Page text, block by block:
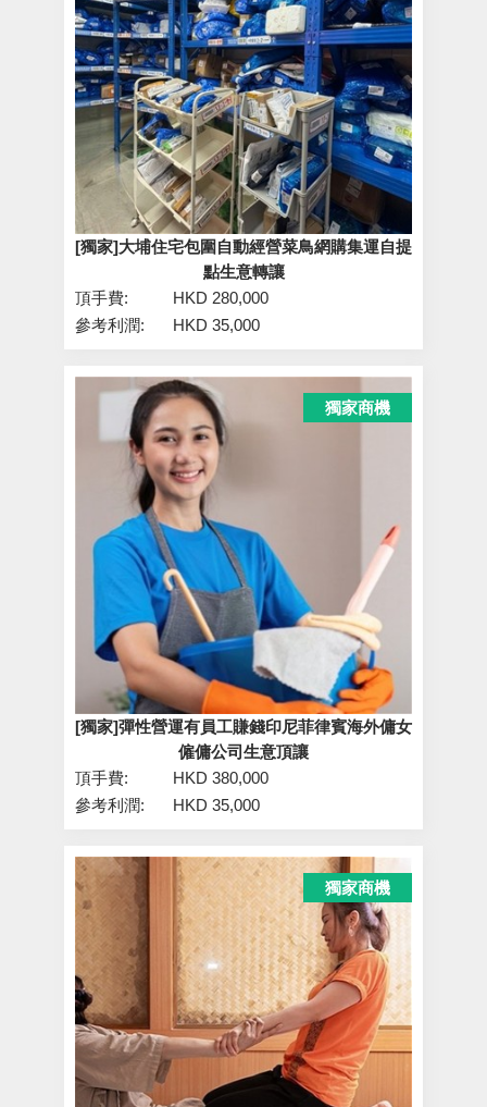
[獨家]大埔住宅包圍自動經營菜鳥網購集運自提
點生意轉讓
頂手費:
HKD 280,000
參考利潤:
HKD 35,000
獨家商機
[獨家]彈性營運有員工賺錢印尼菲律賓海外傭女
僱傭公司生意頂讓
頂手費:
HKD 380,000
參考利潤:
HKD 35,000
獨家商機